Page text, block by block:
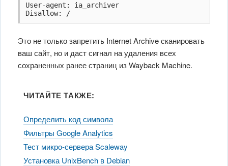
User-agent: ia_archiver
Disallow: /
Это не только запретить Internet Archive сканировать
ваш сайт, но и даст сигнал на удаления всех
сохраненных ранее страниц из Wayback Machine.
ЧИТАЙТЕ ТАКЖЕ:
Определить код символа
Фильтры Google Analytics
Тест микро-сервера Scaleway
Установка UnixBench в Debian